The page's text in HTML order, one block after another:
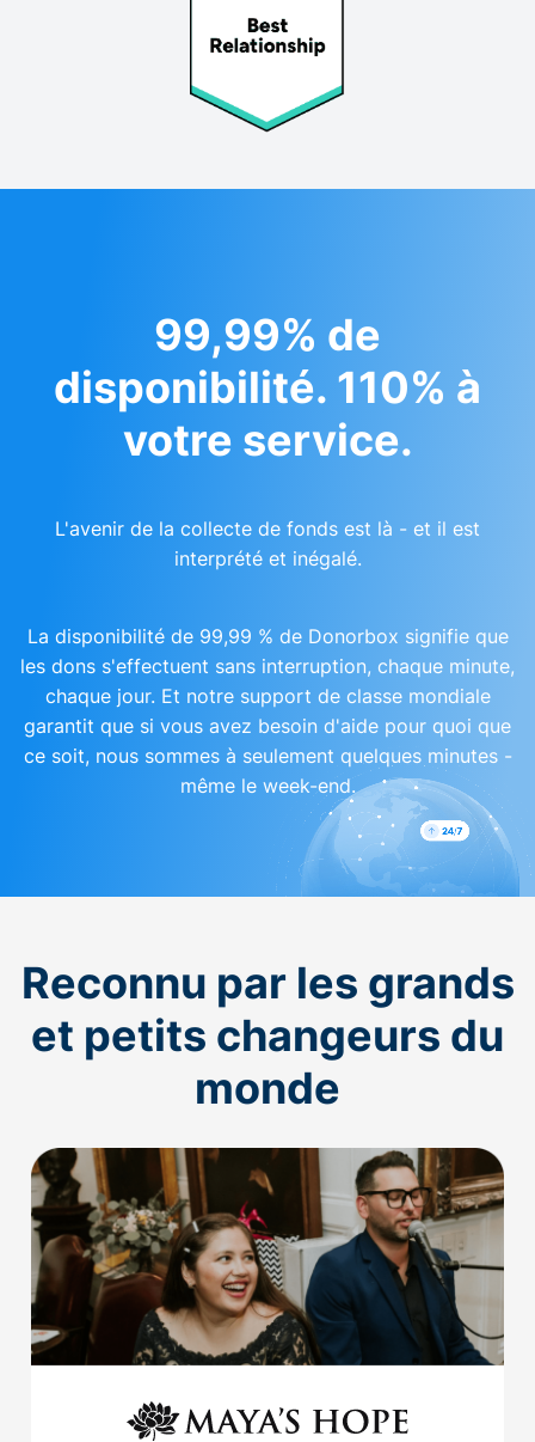
99,99% de
disponibilité. 110% à
votre service.
L'avenir de la collecte de fonds est là - et il est
interprété et inégalé.
La disponibilité de 99,99 % de Donorbox signifie que
les dons s'effectuent sans interruption, chaque minute,
chaque jour. Et notre support de classe mondiale
garantit que si vous avez besoin d'aide pour quoi que
ce soit, nous sommes à seulement quelques minutes -
même le week-end.
Reconnu par les grands
et petits changeurs du
monde